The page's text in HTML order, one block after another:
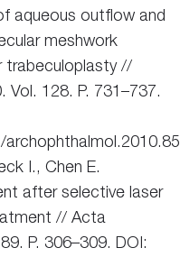
aqueous outflow and
meshwork
trabeculoplasty //
Vol. 128. P. 731–737.
I., Chen E.
after selective laser
// Acta
P. 306–309. DOI: